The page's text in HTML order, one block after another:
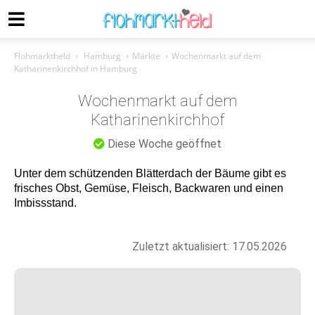
Flohmarktheld Hamburg Märkte
Wochenmarkt auf dem
Katharinenkirchhof in Hamburg
Wochenmarkt auf dem
Katharinenkirchhof
Diese Woche geöffnet
Unter dem schützenden Blätterdach der Bäume gibt es
frisches Obst, Gemüse, Fleisch, Backwaren und einen
Imbissstand.
Zuletzt aktualisiert: 17.05.2026